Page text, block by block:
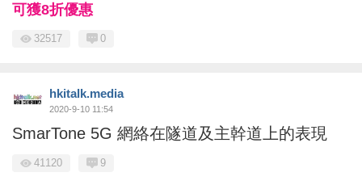
可獲8折優惠
32517 0
hkitalk.media
2020-9-10 11:54
SmarTone 5G 網絡在隧道及主幹道上的表現
41120 9